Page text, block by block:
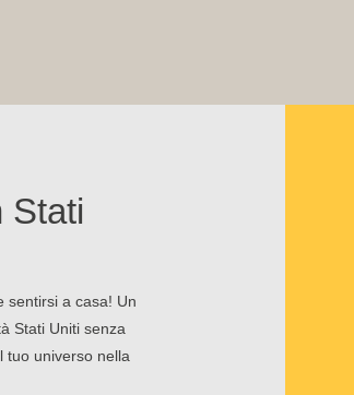
Stati
sentirsi a casa! Un
Stati Uniti senza
tuo universo nella